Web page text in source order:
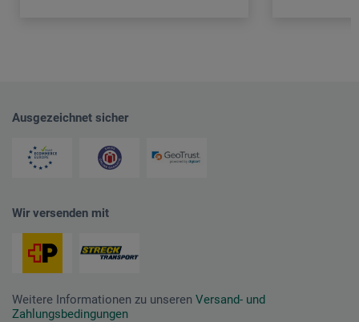
Ausgezeichnet sicher
Wir versenden mit
Weitere Informationen zu unseren Versand- und
Zahlungsbedingungen